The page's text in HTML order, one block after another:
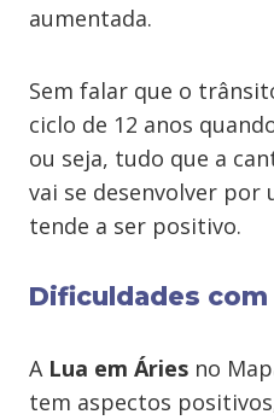
aumentada.
Sem falar que o
ciclo de 12 anos
ou seja, tudo que a
vai se desenvolver por
tende a ser positivo.
Dificuldades
A Lua em Áries no
tem aspectos